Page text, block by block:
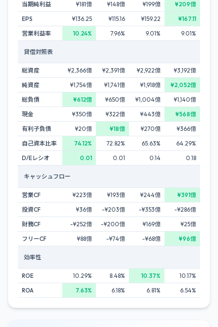
当期純利益
¥181億 ¥148億 ¥199億
¥209億
EPS
¥136.25 ¥115.16 ¥159.22
¥167.11
営業利益率
10.24% 7.96% 9.01% 9.01%
貸借対照表
総資産 ¥2,366億 ¥2,391億 ¥2,922億
¥3,192億
純資産
¥1,754億 ¥1,741億 ¥1,918億
¥2,052億
総負債
¥612億 ¥650億 ¥1,004億
¥1,140億
現金
¥350億 ¥322億 ¥443億
¥568億
有利子負債
¥20億 ¥18億 ¥270億
¥366億
自己資本比率
74.12% 72.82% 65.63%
64.29%
D/Eレシオ
0.01 0.01 0.14 0.18
キャッシュフロー
営業CF ¥223億 ¥193億 ¥244億
¥391億
投資CF
¥36億 -¥203億 -¥353億
-¥286億
財務CF
-¥252億 -¥200億 ¥169億
¥25億
フリーCF
¥88億 -¥74億 -¥68億 ¥96億
効率性
ROE 10.29% 8.48% 10.37%
10.17%
ROA
7.63% 6.18% 6.81% 6.54%